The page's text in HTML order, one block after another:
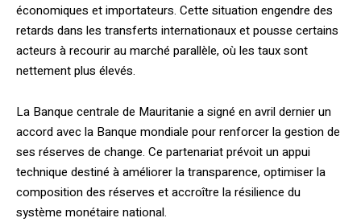
économiques et importateurs. Cette situation engendre des
retards dans les transferts internationaux et pousse certains
acteurs à recourir au marché parallèle, où les taux sont
nettement plus élevés.
La Banque centrale de Mauritanie a signé en avril dernier un
accord avec la Banque mondiale pour renforcer la gestion de
ses réserves de change. Ce partenariat prévoit un appui
technique destiné à améliorer la transparence, optimiser la
composition des réserves et accroître la résilience du
système monétaire national.